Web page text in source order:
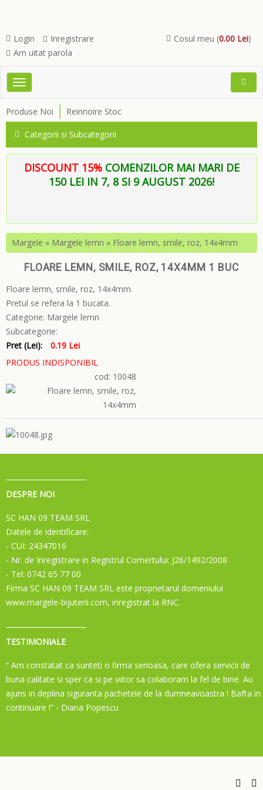
Cosul meu (0.00 Lei)
Login
Inregistrare
Am uitat parola
Toggle
Open
Produse Noi Reinnoire Stoc
Categorii si Subcategorii
DISCOUNT 15% COMENZILOR MAI MARI DE
150 LEI IN 7, 8 SI 9 AUGUST 2026!
Margele » Margele lemn » Floare lemn, smile, roz, 14x4mm
FLOARE LEMN, SMILE, ROZ, 14X4MM 1 BUC
Floare lemn, smile, roz, 14x4mm.
Pretul se refera la 1 bucata.
Categorie: Margele lemn
Subcategorie:
Pret (Lei):
0.19 Lei
PRODUS INDISPONIBIL
cod: 10048
DESPRE NOI
SC HAN 09 TEAM SRL
Datele de identificare:
- CUI: 24347016
- Nr. de Inregistrare in Registrul Comertului: J26/1492/2008
- Tel: 0742 65 77 00
Firma SC HAN 09 TEAM SRL este proprietarul domeniului
www.margele-bijuterii.com, inregistrat la RNC.
TESTIMONIALE
“ Am constatat ca sunteti o firma serioasa, care ofera servicii de
buna calitate si sper ca si pe viitor sa colaboram la fel de bine. Au
ajuns in deplina siguranta pachetele de la dumneavoastra ! Bafta in
continuare !” - Diana Popescu